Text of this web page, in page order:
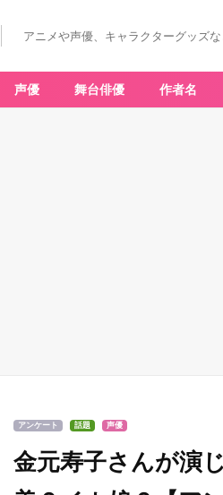
アニメや声優、キャラクターグッズ
声優 舞台俳優 作者名
アンケート 話題 声優
金元寿子さんが演